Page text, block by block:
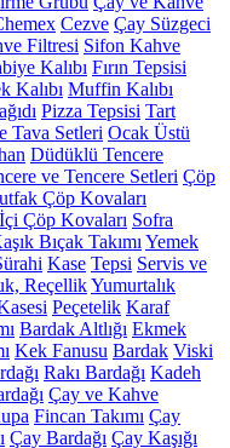
Cezve Çay Süzgeci
Filtresi Sifon Kahve
Kalıbı Fırın Tepsisi
Kalıbı Muffin Kalıbı
Pizza Tepsisi Tart
Tava Setleri Ocak Üstü
Düdüklü Tencere
ve Tencere Setleri Çöp
Çöp Kovaları
Çöp Kovaları Sofra
Bıçak Takımı Yemek
Kase Tepsi Servis ve
ReçellikYumurtalık
Peçetelik Karaf
Bardak Altlığı Ekmek
Kek Fanusu Bardak Viski
Rakı Bardağı Kadeh
Çay ve Kahve
Fincan Takımı Çay
Çay Bardağı Çay Kaşığı